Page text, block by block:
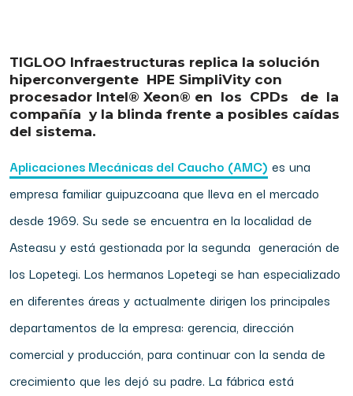
TIGLOO Infraestructuras replica la solución
hiperconvergente HPE SimpliVity con
procesador Intel® Xeon® en los CPDs de la
compañía y la blinda frente a posibles caídas
del sistema.
Aplicaciones Mecánicas del Caucho (AMC) es una
empresa familiar guipuzcoana que lleva en el mercado
desde 1969. Su sede se encuentra en la localidad de
Asteasu y está gestionada por la segunda generación de
los Lopetegi. Los hermanos Lopetegi se han especializado
en diferentes áreas y actualmente dirigen los principales
departamentos de la empresa: gerencia, dirección
comercial y producción, para continuar con la senda de
crecimiento que les dejó su padre. La fábrica está